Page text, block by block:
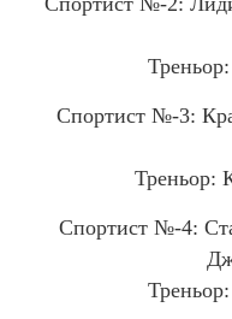
СПОРТНА
ВОЛЕЙБОЛ
САМБО
ЛЕКА АТЛЕТИКА
СПОРТНА
СПОРТНА
Спортист №-3:
Треньор:
Спортист №-4: